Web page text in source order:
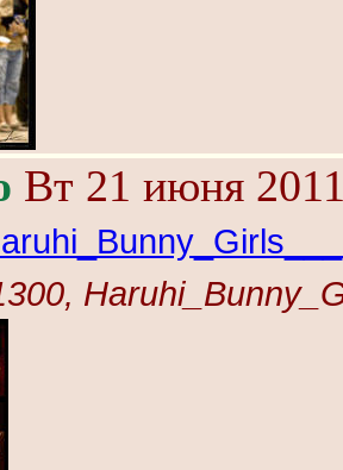
Вт 21 июня